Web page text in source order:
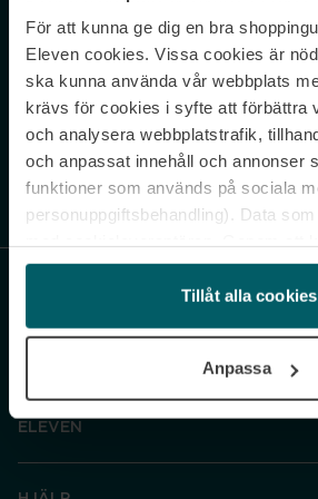
För att kunna ge dig en bra
Eleven cookies. Vissa cookies är
ska kunna använda vår webbplats
krävs för cookies i syfte att förbättra
och analysera webbplatstrafik,
och anpassat innehåll och annonser
funktioner som används på sociala
personuppgiftsbehandling). Data
och gå vidare” accepterar du
under ”Inställningar” kan anpassa
cookies. Du kan återkalla ditt
Tillåt alla cookies
Anpassa
Never miss a beat.
Sign up to our
Genom att prenumerera accepterar du vår
ELEVEN